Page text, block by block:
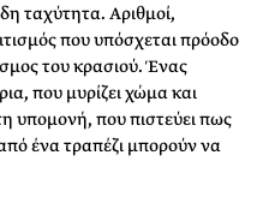
ταχύτητα. Αριθμοί,
που υπόσχεται πρόοδο
του κρασιού. Ένας
που μυρίζει χώμα και
υπομονή, που πιστεύει πως
ένα τραπέζι μπορούν να